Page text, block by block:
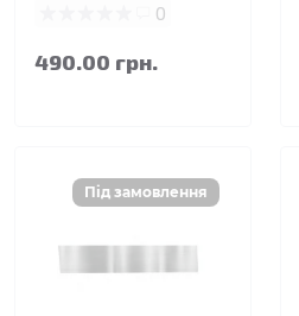
0
490.00 грн.